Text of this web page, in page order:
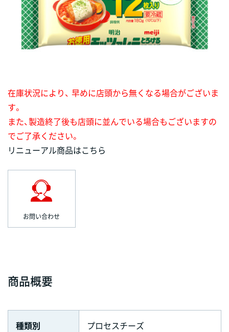
在庫状況により、 早めに店頭から無くなる場合がございま
す。
また、製造終了後も店頭に並んでいる場合もございますの
でご了承ください。
リニューアル商品はこちら
お問い合わせ
商品概要
種類別 プロセスチーズ